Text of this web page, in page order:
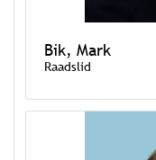
Bik, Mark
Raadslid